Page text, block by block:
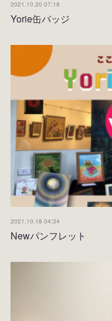
2021.10.20 07:18
Yorie缶バッジ
2021.10.18 04:34
Newパンフレット